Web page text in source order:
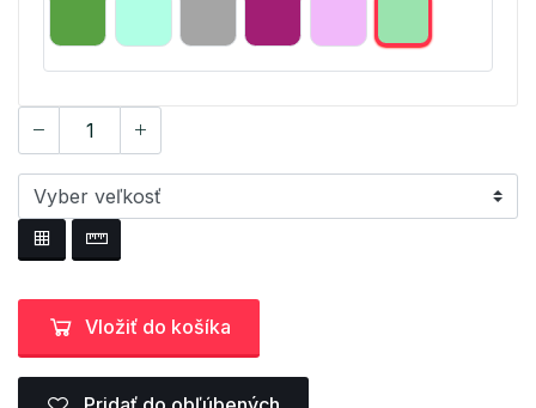
Vložiť do košíka